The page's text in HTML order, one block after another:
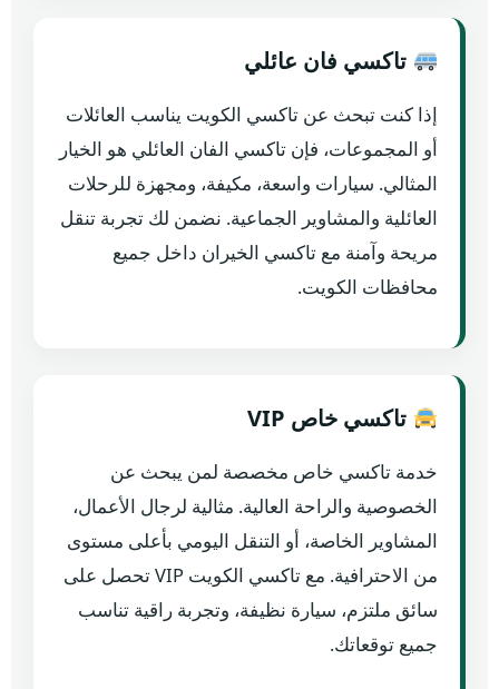
تاكسي فان عائلي
إذا كنت تبحث عن تاكسي الكويت يناسب العائلات
أو المجموعات، فإن تاكسي الفان العائلي هو الخيار
المثالي. سيارات واسعة، مكيفة، ومجهزة للرحلات
العائلية والمشاوير الجماعية. نضمن لك تجربة تنقل
مريحة وآمنة مع تاكسي الخيران داخل جميع
محافظات الكويت.
تاكسي خاص VIP
خدمة تاكسي خاص مخصصة لمن يبحث عن
الخصوصية والراحة العالية. مثالية لرجال الأعمال،
المشاوير الخاصة، أو التنقل اليومي بأعلى مستوى
من الاحترافية. مع تاكسي الكويت VIP تحصل على
سائق ملتزم، سيارة نظيفة، وتجربة راقية تناسب
جميع توقعاتك.